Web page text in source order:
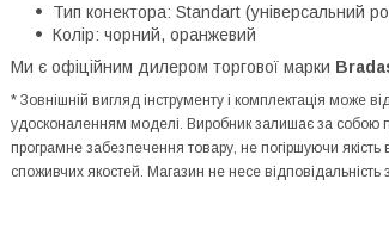
Тип конектора: Standart (універсальний
Колір: чорний, оранжевий
Ми є офіційним дилером торгової марки
* Зовнішній вигляд інструменту і комплектація може
удосконаленням моделі. Виробник залишає за собою
програмне забезпечення товару, не погіршуючи
споживчих якостей. Магазин не несе відповідальність